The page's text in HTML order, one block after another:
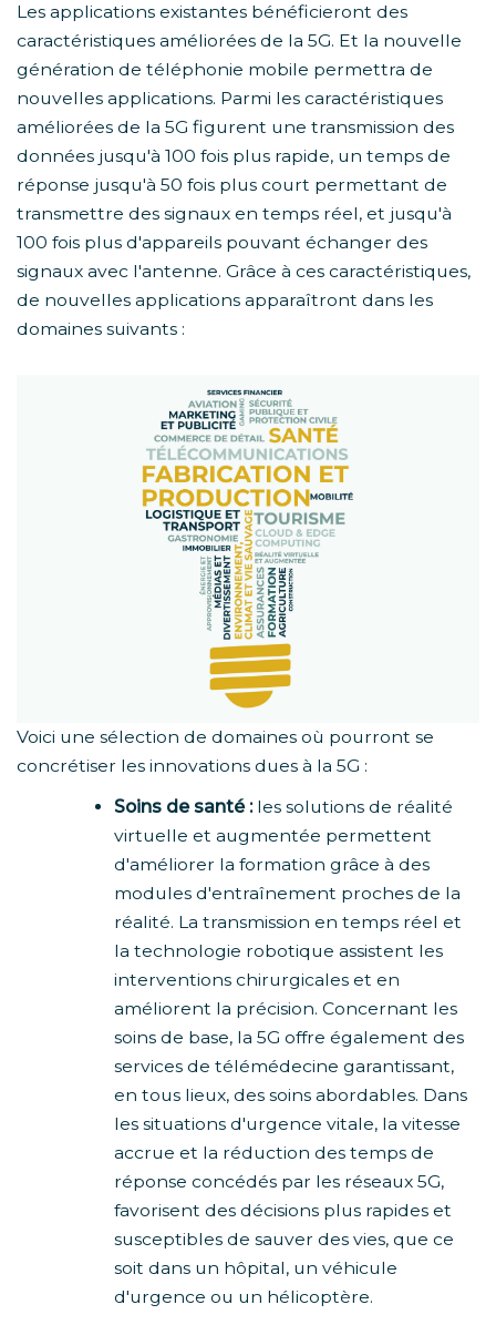
Les applications existantes bénéficieront des
caractéristiques améliorées de la 5G. Et la nouvelle
génération de téléphonie mobile permettra de
nouvelles applications. Parmi les caractéristiques
améliorées de la 5G figurent une transmission des
données jusqu'à 100 fois plus rapide, un temps de
réponse jusqu'à 50 fois plus court permettant de
transmettre des signaux en temps réel, et jusqu'à
100 fois plus d'appareils pouvant échanger des
signaux avec l'antenne. Grâce à ces caractéristiques,
de nouvelles applications apparaîtront dans les
domaines suivants :
Voici une sélection de domaines où pourront se
concrétiser les innovations dues à la 5G :
Soins de santé :les solutions de réalité
virtuelle et augmentée permettent
d'améliorer la formation grâce à des
modules d'entraînement proches de la
réalité. La transmission en temps réel et
la technologie robotique assistent les
interventions chirurgicales et en
améliorent la précision. Concernant les
soins de base, la 5G offre également des
services de télémédecine garantissant,
en tous lieux, des soins abordables. Dans
les situations d'urgence vitale, la vitesse
accrue et la réduction des temps de
réponse concédés par les réseaux 5G,
favorisent des décisions plus rapides et
susceptibles de sauver des vies, que ce
soit dans un hôpital, un véhicule
d'urgence ou un hélicoptère.